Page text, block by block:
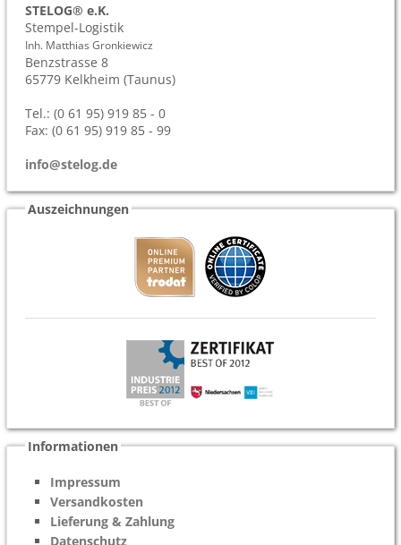
STELOG® e.K.
Stempel-Logistik
Inh. Matthias Gronkiewicz
Benzstrasse 8
65779 Kelkheim (Taunus)
Tel.: (0 61 95) 919 85 - 0
Fax: (0 61 95) 919 85 - 99
info@stelog.de
Auszeichnungen
Informationen
Impressum
Versandkosten
Lieferung & Zahlung
Datenschutz